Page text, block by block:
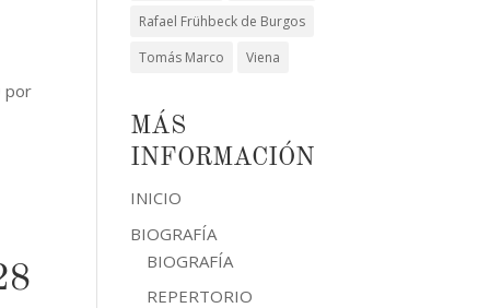
por
Rafael Frühbeck de Burgos
Tomás Marco
Viena
MÁS
INFORMACIÓN
INICIO
BIOGRAFÍA
BIOGRAFÍA
REPERTORIO